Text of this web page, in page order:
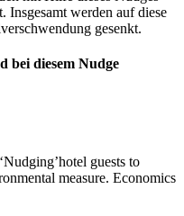
Insgesamt werden auf diese
gesenkt.
bei diesem Nudge
guests to
measure. Economics